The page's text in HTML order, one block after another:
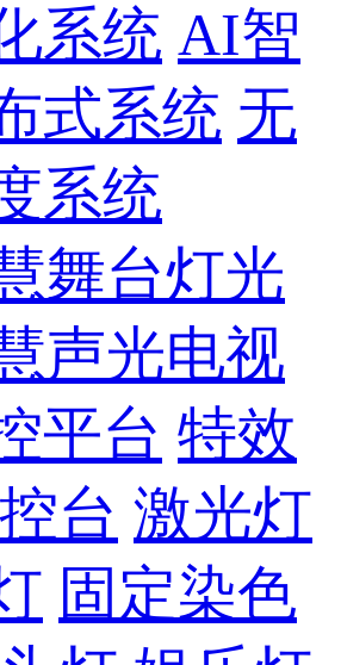
系统 AI智
式系统 无
系统
舞台灯光
声光电视
平台 特效
控台 激光灯
固定染色